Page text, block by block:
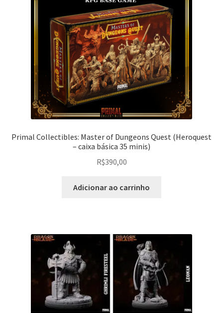
Primal Collectibles: Master of Dungeons Quest (Heroquest
– caixa básica 35 minis)
R$390,00
Adicionar ao carrinho